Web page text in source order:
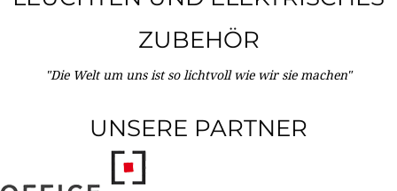
ZUBEHÖR
"Die Welt um uns ist so lichtvoll wie wir sie machen"
UNSERE PARTNER